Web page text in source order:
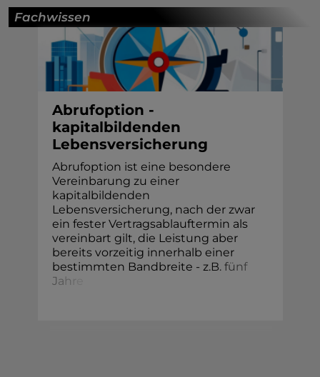
Fachwissen
Abrufoption -
kapitalbildenden
Lebensversicherung
Abrufoption ist eine besondere
Vereinbarung zu einer
kapitalbildenden
Lebensversicherung, nach der zwar
ein fester Vertragsablauftermin als
vereinbart gilt, die Leistung aber
bereits vorzeitig innerhalb einer
bestimmten Bandbreite - z.B. fünf
Jah r